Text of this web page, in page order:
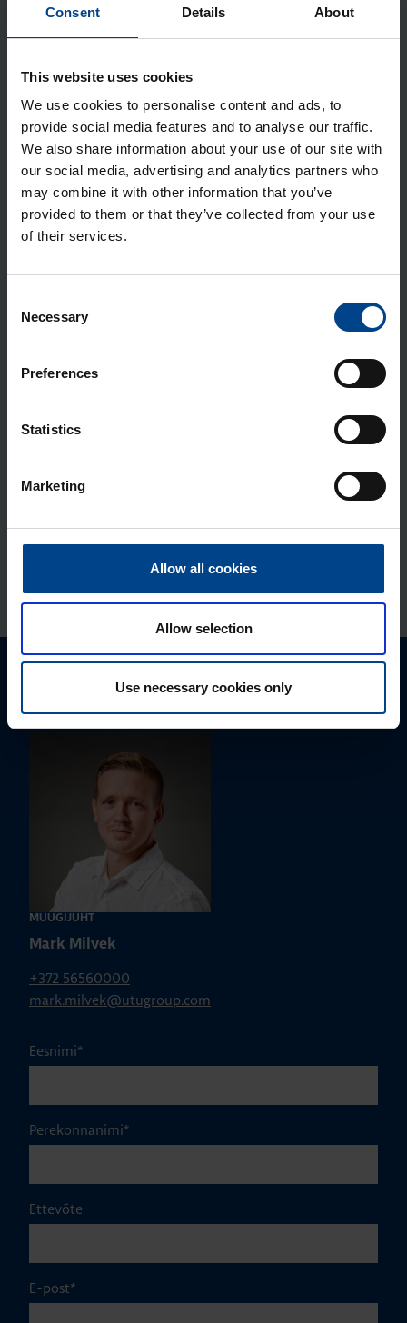
Consent Details About
This website uses cookies
We use cookies to personalise content and ads, to
provide social media features and to analyse our traffic.
We also share information about your use of our site with
our social media, advertising and analytics partners who
may combine it with other information that you’ve
provided to them or that they’ve collected from your use
of their services.
Selection
Necessary
Preferences
Statistics
Marketing
Allow all cookies
Allow selection
Use necessary cookies only
1250x600x250 mm, metall, IP65
Tootekood: FL179A
Jao­tus­kilp Orion Plus, 600x600x250
mm, metall, IP65
Tootekood: FL116A
Jao­tus­kilp Orion Plus, 950x800x250
Jao­tus­kilp Orion Plus,
Tootekood: FL129A
Palun võtke meiega ühendust
MÜÜGIJUHT
Mark Milvek
+372 56560000
mark.milvek@utugroup.com
Eesnimi*
Perekonnanimi*
Ettevõte
E-post*